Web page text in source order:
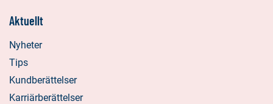
Aktuellt
Nyheter
Tips
Kundberättelser
Karriärberättelser